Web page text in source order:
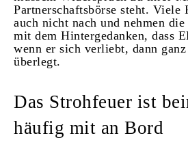
Partnerschaftsbörse steht. Viele
auch nicht nach und nehmen
mit dem Hintergedanken, dass
wenn er sich verliebt, dann
überlegt.
Das Strohfeuer ist
häufig mit an Bord